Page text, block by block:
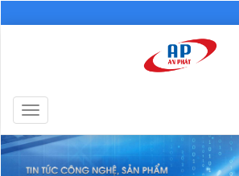
Toggle
navigation